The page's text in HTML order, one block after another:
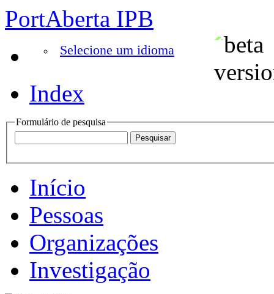
PortAberta IPB
Selecione um idioma
Index
Formulário de pesquisa
Início
Pessoas
Organizações
Investigação